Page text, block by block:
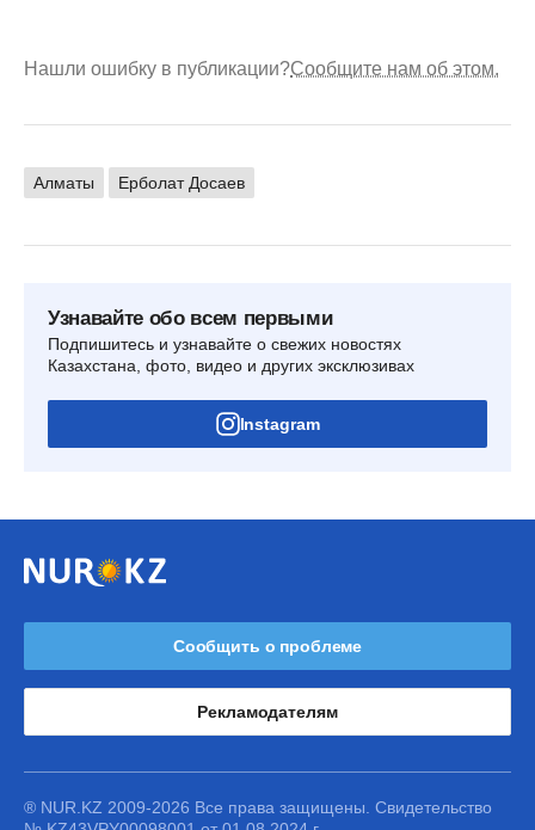
Нашли ошибку в публикации?Сообщите нам об этом.
Алматы Ерболат Досаев
Узнавайте обо всем первыми
Подпишитесь и узнавайте о свежих новостях
Казахстана, фото, видео и других эксклюзивах
Instagram
Сообщить о проблеме
Рекламодателям
® NUR.KZ 2009-2026 Все права защищены. Свидетельство